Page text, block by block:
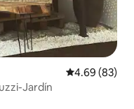
Calificación
4.69 (83)
Jardín